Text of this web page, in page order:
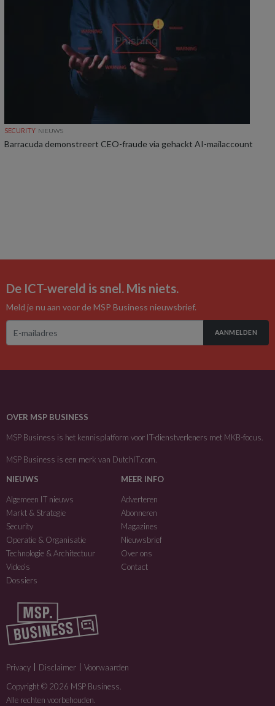
SECURITY NIEUWS
Barracuda demonstreert CEO-fraude via gehackt AI-mailaccount
De ICT-wereld is snel. Mis niets.
Meld je nu aan voor de MSP Business nieuwsbrief.
AANMELDEN
OVER MSP BUSINESS
MSP Business is het kennisplatform voor IT-dienstverleners met MKB-focus.
MSP Business is een merk van DutchIT.com.
NIEUWS
Algemeen IT nieuws
Markt & Strategie
Security
Operatie & Organisatie
Technologie & Architectuur
Video’s
Dossiers
MEER INFO
Adverteren
Abonneren
Magazines
Nieuwsbrief
Over ons
Contact
Privacy Disclaimer
Voorwaarden
Copyright © 2026 MSP Business.
Alle rechten voorbehouden.